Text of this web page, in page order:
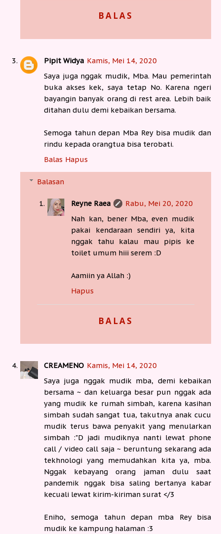
BALAS
Pipit Widya Kamis, Mei 14, 2020
Saya juga nggak mudik, Mba. Mau pemerintah
buka akses kek, saya tetap No. Karena ngeri
bayangin banyak orang di rest area. Lebih baik
ditahan dulu demi kebaikan bersama.
Semoga tahun depan Mba Rey bisa mudik dan
rindu kepada orangtua bisa terobati.
Balas Hapus
Balasan
Reyne Raea
Rabu, Mei 20, 2020
Nah kan, bener Mba, even mudik
pakai kendaraan sendiri ya, kita
nggak tahu kalau mau pipis ke
toilet umum hiii serem :D
Aamiin ya Allah :)
Hapus
BALAS
CREAMENO Kamis, Mei 14, 2020
Saya juga nggak mudik mba, demi kebaikan
bersama ~ dan keluarga besar pun nggak ada
yang mudik ke rumah simbah, karena kasihan
simbah sudah sangat tua, takutnya anak cucu
mudik terus bawa penyakit yang menularkan
simbah :"D jadi mudiknya nanti lewat phone
call / video call saja ~ beruntung sekarang ada
tekhnologi yang memudahkan kita ya, mba.
Nggak kebayang orang jaman dulu saat
pandemik nggak bisa saling bertanya kabar
kecuali lewat kirim-kiriman surat </3
Eniho, semoga tahun depan mba Rey bisa
mudik ke kampung halaman :3